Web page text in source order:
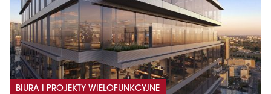
BIURA I PROJEKTY WIELOFUNKCYJNE